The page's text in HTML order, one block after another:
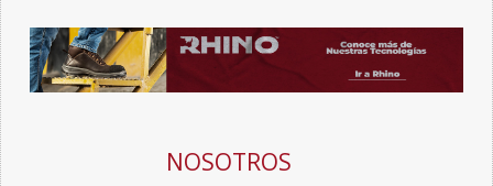
NOSOTROS